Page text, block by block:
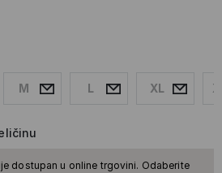
M L XL
dostupan u online trgovini. Odaberite